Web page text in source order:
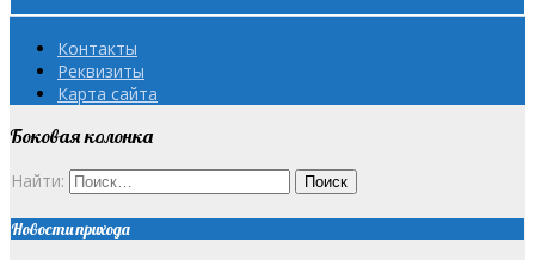
Контакты
Реквизиты
Карта сайта
Боковая колонка
Найти:
Новости прихода